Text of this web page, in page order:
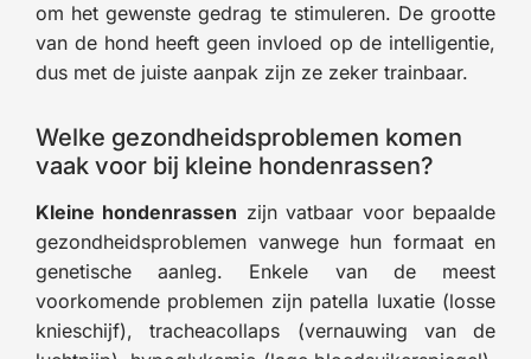
om het gewenste gedrag te stimuleren. De grootte
van de hond heeft geen invloed op de intelligentie,
dus met de juiste aanpak zijn ze zeker trainbaar.
Welke gezondheidsproblemen komen
vaak voor bij kleine hondenrassen?
Kleine hondenrassen zijn vatbaar voor bepaalde
gezondheidsproblemen vanwege hun formaat en
genetische aanleg. Enkele van de meest
voorkomende problemen zijn patella luxatie (losse
knieschijf), tracheacollaps (vernauwing van de